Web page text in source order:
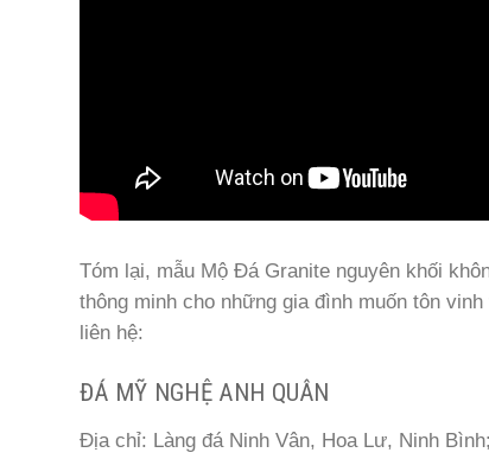
Tóm lại, mẫu Mộ Đá Granite nguyên khối
thông minh cho những gia đình muốn tôn
liên hệ:
ĐÁ MỸ NGHỆ ANH QUÂN
Địa chỉ: Làng đá Ninh Vân, Hoa Lư, Ninh Bình;